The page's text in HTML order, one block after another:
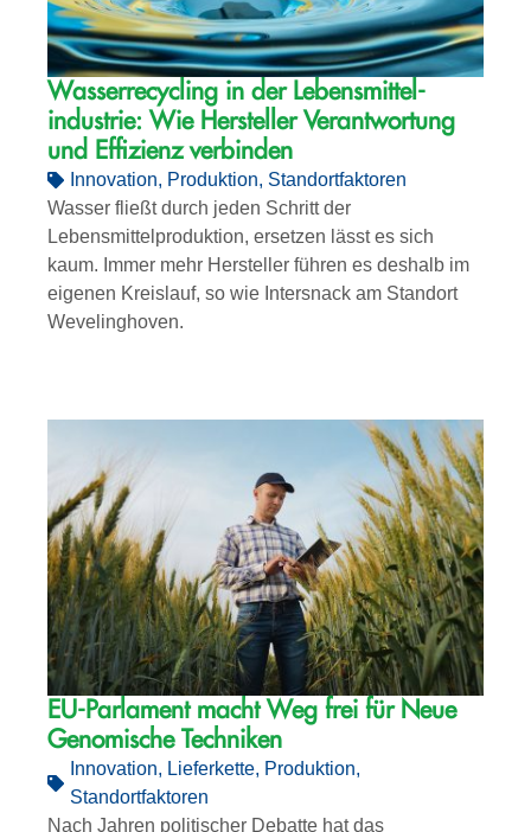
Wasserrecycling in der Lebensmittel­­
industrie: Wie Hersteller Verantwortung
und Effizienz verbinden
Innovation, Produktion, Standortfaktoren
Wasser fließt durch jeden Schritt der
Lebensmittelproduktion, ersetzen lässt es sich
kaum. Immer mehr Hersteller führen es deshalb im
eigenen Kreislauf, so wie Intersnack am Standort
Wevelinghoven.
EU-Parlament macht Weg frei für Neue
Genomische Techniken
Innovation, Lieferkette, Produktion,
Standortfaktoren
Nach Jahren politischer Debatte hat das